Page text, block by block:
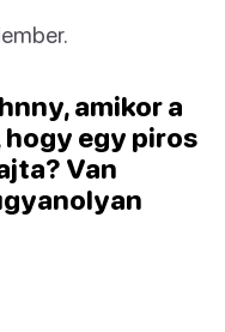
amikor a
egy piros
Van